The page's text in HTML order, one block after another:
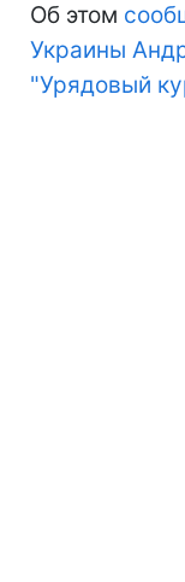
Об этом
Украины
"Урядовый